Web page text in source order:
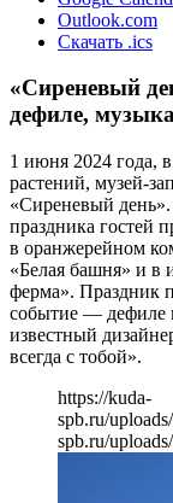
Outlook.com
Скачать .ics
«Сиреневый
дефиле,
1 июня 2024 года,
растений, музей-
«Сиреневый
праздника гостей
в оранжерейном
«Белая башня» и в
ферма». Праздник
событие — дефиле
известный
всегда с тобой».
https://kuda-
spb.ru/
spb.ru/